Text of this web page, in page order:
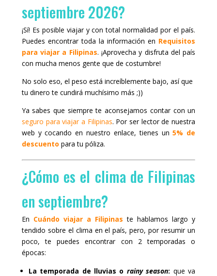
septiembre 2026?
¡Sí! Es posible viajar y con total normalidad por el país.
Puedes encontrar toda la información en Requisitos
para viajar a Filipinas. ¡Aprovecha y disfruta del país
con mucha menos gente que de costumbre!
No solo eso, el peso está increíblemente bajo, así que
tu dinero te cundirá muchísimo más ;))
Ya sabes que siempre te aconsejamos contar con un
seguro para viajar a Filipinas. Por ser lector de nuestra
web y cocando en nuestro enlace, tienes un5% de
descuento para tu póliza.
¿Cómo es el clima de Filipinas
en septiembre?
En Cuándo viajar a Filipinas te hablamos largo y
tendido sobre el clima en el país, pero, por resumir un
poco, te puedes encontrar con 2 temporadas o
épocas:
La temporada de lluvias o rainy season: que va